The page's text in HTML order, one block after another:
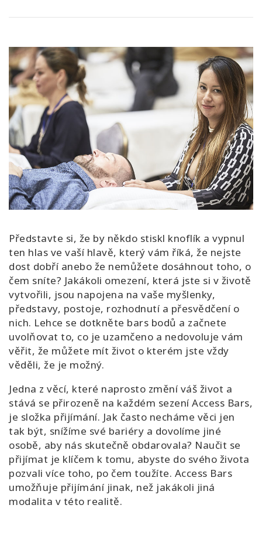
Představte si, že by někdo stiskl knoflík a vypnul
ten hlas ve vaší hlavě, který vám říká, že nejste
dost dobří anebo že nemůžete dosáhnout toho, o
čem sníte? Jakákoli omezení, která jste si v životě
vytvořili, jsou napojena na vaše myšlenky,
představy, postoje, rozhodnutí a přesvědčení o
nich. Lehce se dotkněte bars bodů a začnete
uvolňovat to, co je uzamčeno a nedovoluje vám
věřit, že můžete mít život o kterém jste vždy
věděli, že je možný.
Jedna z věcí, které naprosto změní váš život a
stává se přirozeně na každém sezení Access Bars,
je složka přijímání. Jak často necháme věci jen
tak být, snížíme své bariéry a dovolíme jiné
osobě, aby nás skutečně obdarovala? Naučit se
přijímat je klíčem k tomu, abyste do svého života
pozvali více toho, po čem toužíte. Access Bars
umožňuje přijímání jinak, než jakákoli jiná
modalita v této realitě.